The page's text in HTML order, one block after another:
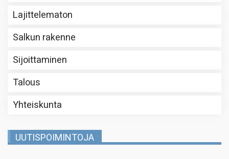
Lajittelematon
Salkun rakenne
Sijoittaminen
Talous
Yhteiskunta
UUTISPOIMINTOJA